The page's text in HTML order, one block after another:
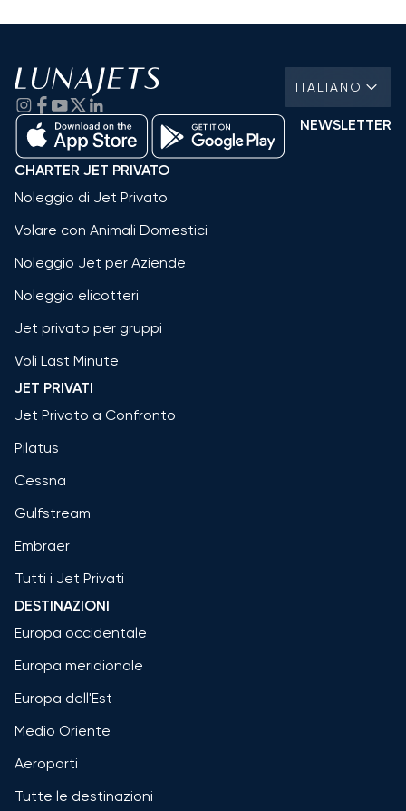
ITALIANO
NEWSLETTER
CHARTER JET PRIVATO
Noleggio di Jet Privato
Volare con Animali Domestici
Noleggio Jet per Aziende
Noleggio elicotteri
Jet privato per gruppi
Voli Last Minute
JET PRIVATI
Jet Privato a Confronto
Pilatus
Cessna
Gulfstream
Embraer
Tutti i Jet Privati
DESTINAZIONI
Europa occidentale
Europa meridionale
Europa dell'Est
Medio Oriente
Aeroporti
Tutte le destinazioni